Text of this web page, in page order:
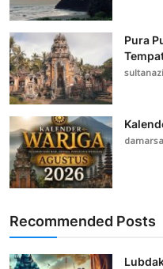
Pura
Recommended Posts